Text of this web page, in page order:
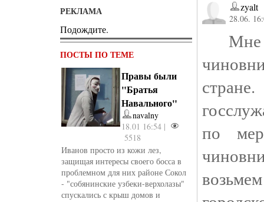
РЕКЛАМА
Подождите.
ПОСТЫ ПО ТЕМЕ
Правы были
"Братья
Навального"
navalny
18.01 16:54 |
5518
Иванов просто из кожи лез,
защищая интересы своего босса в
проблемном для них районе Сокол
- "собянинские узбеки-верхолазы"
спускались с крыш домов и
zyalt
28.06.
Мне
по